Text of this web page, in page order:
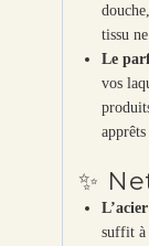
tissu
Le
vos
✨
suffit à